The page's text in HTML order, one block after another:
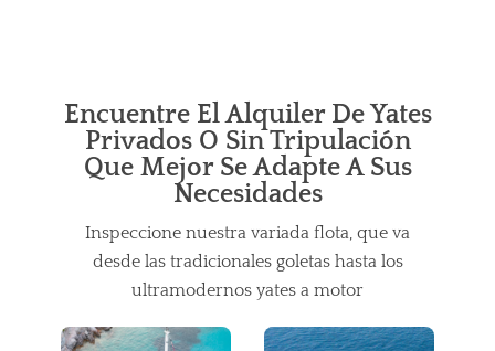
Encuentre El Alquiler De Yates
Privados O Sin Tripulación
Que Mejor Se Adapte A Sus
Necesidades
Inspeccione nuestra variada flota, que va
desde las tradicionales goletas hasta los
ultramodernos yates a motor